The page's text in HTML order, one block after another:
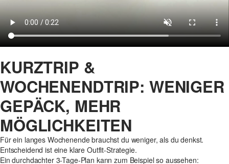
KURZTRIP &
WOCHENENDTRIP: WENIGER
GEPÄCK, MEHR
MÖGLICHKEITEN
Für ein langes Wochenende brauchst du weniger, als du denkst.
Entscheidend ist eine klare Outfit-Strategie.
Ein durchdachter 3-Tage-Plan kann zum Beispiel so aussehen: